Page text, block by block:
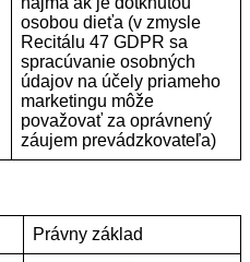
osobou dieťa (v zmysle
Recitálu 47 GDPR sa
spracúvanie osobných
údajov na účely priameho
marketingu môže
považovať za oprávnený
záujem prevádzkovateľa)
Právny základ